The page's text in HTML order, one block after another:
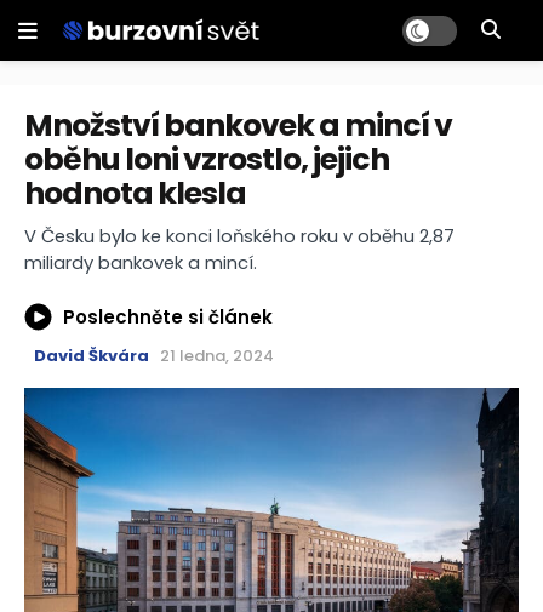
Množství bankovek a mincí v
oběhu loni vzrostlo, jejich
hodnota klesla
V Česku bylo ke konci loňského roku v oběhu 2,87
miliardy bankovek a mincí.
Poslechněte si článek
David Škvára 21 ledna, 2024